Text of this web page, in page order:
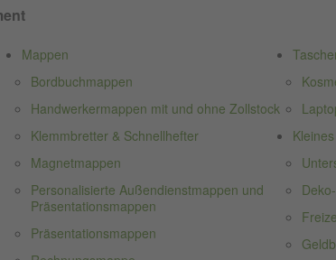
Mappen
Bordbuchmappen
Handwerkermappen mit und ohne Zollstock
Klemmbretter & Schnellhefter
Magnetmappen
Personalisierte Außendienstmappen und
Präsentationsmappen
Präsentationsmappen